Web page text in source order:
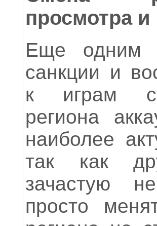
просмотра и
Еще одним
санкции и
к играм
региона
наиболее
так как
зачастую
просто